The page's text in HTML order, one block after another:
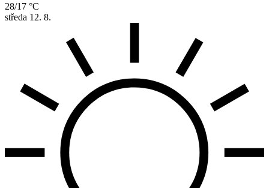
28/17 °C
středa 12. 8.